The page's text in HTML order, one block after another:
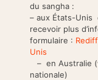
du sangha :
– aux États-Unis
recevoir plus
formulaire :
Unis
– en Australie
nationale)